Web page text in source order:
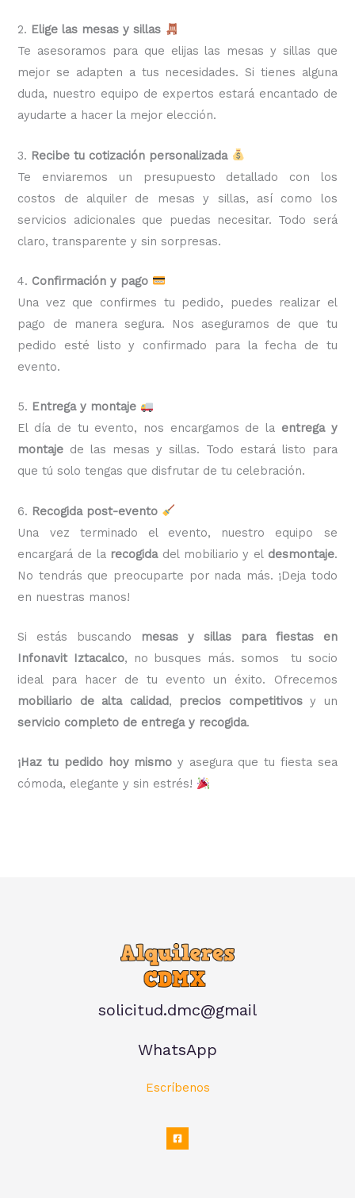
2. Elige las mesas y sillas
Te asesoramos para que elijas las mesas y sillas que
mejor se adapten a tus necesidades. Si tienes alguna
duda, nuestro equipo de expertos estará encantado de
ayudarte a hacer la mejor elección.
3. Recibe tu cotización personalizada
Te enviaremos un presupuesto detallado con los
costos de alquiler de mesas y sillas, así como los
servicios adicionales que puedas necesitar. Todo será
claro, transparente y sin sorpresas.
4. Confirmación y pago
Una vez que confirmes tu pedido, puedes realizar el
pago de manera segura. Nos aseguramos de que tu
pedido esté listo y confirmado para la fecha de tu
evento.
5. Entrega y montaje
El día de tu evento, nos encargamos de la entrega y
montaje de las mesas y sillas. Todo estará listo para
que tú solo tengas que disfrutar de tu celebración.
6. Recogida post-evento
Una vez terminado el evento, nuestro equipo se
encargará de la recogidadel mobiliario y el desmontaje.
No tendrás que preocuparte por nada más. ¡Deja todo
en nuestras manos!
Si estás buscando
mesas y sillas para fiestas en
Infonavit Iztacalco, no busques más. somos tu socio
ideal para hacer de tu evento un éxito. Ofrecemos
mobiliario de alta calidad, precios competitivosy un
servicio completo de entrega y recogida.
¡Haz tu pedido hoy mismo y asegura que tu fiesta sea
cómoda, elegante y sin estrés!
solicitud.dmc@gmail
WhatsApp
Escríbenos